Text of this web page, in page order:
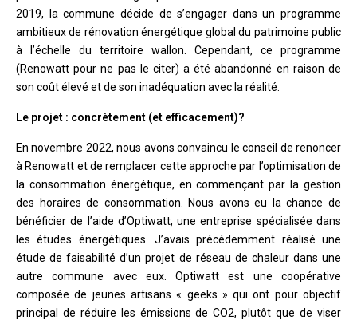
2019, la commune décide de s’engager dans un programme
ambitieux de rénovation énergétique global du patrimoine public
à l’échelle du territoire wallon. Cependant, ce programme
(Renowatt pour ne pas le citer) a été abandonné en raison de
son coût élevé et de son inadéquation avec la réalité.
Le projet : concrètement (et efficacement)?
En novembre 2022, nous avons convaincu le conseil de renoncer
à Renowatt et de remplacer cette approche par l’optimisation de
la consommation énergétique, en commençant par la gestion
des horaires de consommation. Nous avons eu la chance de
bénéficier de l’aide d’Optiwatt, une entreprise spécialisée dans
les études énergétiques. J’avais précédemment réalisé une
étude de faisabilité d’un projet de réseau de chaleur dans une
autre commune avec eux. Optiwatt est une coopérative
composée de jeunes artisans « geeks » qui ont pour objectif
principal de réduire les émissions de CO2, plutôt que de viser